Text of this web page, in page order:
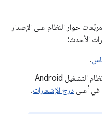
حوار النظام على الإصدار
.
يستهدف تطبيقك الإصدار 11 من نظام التشغيل Android
في أعلى درج الإشعارات.